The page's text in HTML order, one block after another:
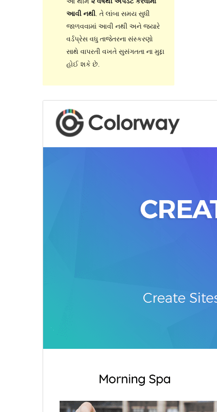
આવી નથી. તે લાંબા સમય સુધી
જાળવવામાં આવી નથી અને જ્યારે
વર્ડપ્રેસ વધુ તાજેતરના સંસ્કરણો
સાથે વાપરતી વખતે સુસંગતતા ના મુદ્દા
હોઈ શકે છે.